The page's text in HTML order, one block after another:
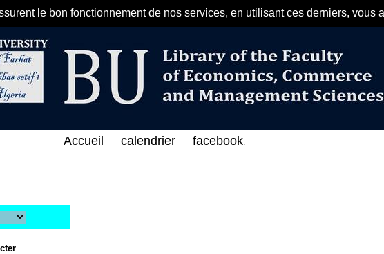
le bon fonctionnement de nos services, en utilisant ces derniers, vous
مرحبا بكم في الفهرس الإلكتروني على الخط المباشر
Accueil calendrier facebook.